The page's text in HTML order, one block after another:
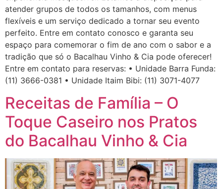
atender grupos de todos os tamanhos, com menus
flexíveis e um serviço dedicado a tornar seu evento
perfeito. Entre em contato conosco e garanta seu
espaço para comemorar o fim de ano com o sabor e a
tradição que só o Bacalhau Vinho & Cia pode oferecer!
Entre em contato para reservas: • Unidade Barra Funda:
(11) 3666-0381 • Unidade Itaim Bibi: (11) 3071-4077
Receitas de Família – O
Toque Caseiro nos Pratos
do Bacalhau Vinho & Cia